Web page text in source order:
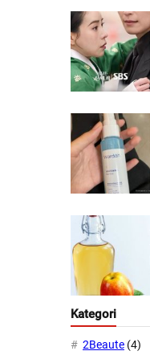
Kategori
2Beaute (4)